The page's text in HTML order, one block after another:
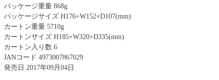
パッケージ重量 868g
パッケージサイズ H176×W152×D107(mm)
カートン重量 5710g
カートンサイズ H185×W320×D335(mm)
カートン入り数 6
JANコード 4973007867029
発売日 2017年09月04日